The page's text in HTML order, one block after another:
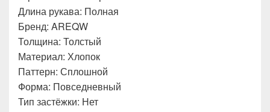
Длина рукава: Полная
Бренд: AREQW
Толщина: Толстый
Материал: Хлопок
Паттерн: Сплошной
Форма: Повседневный
Тип застёжки: Нет